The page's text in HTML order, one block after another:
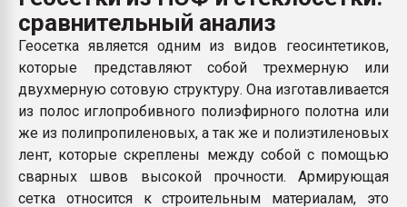
ПЕРЕЙТИ НА
сравнительный анализ
Геосетка является одним из видов геосинтетиков,
которые представляют собой трехмерную или
двухмерную сотовую структуру. Она изготавливается
из полос иглопробивного полиэфирного полотна или
же из полипропиленовых, а так же и полиэтиленовых
лент, которые скреплены между собой с помощью
сварных швов высокой прочности. Армирующая
сетка относится к строительным материалам, это